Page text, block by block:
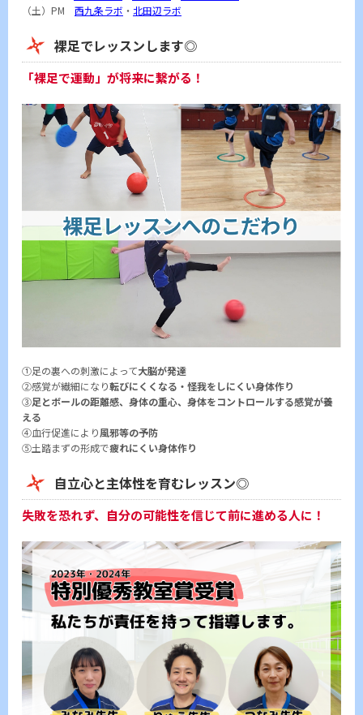
（土）PM 西九条ラボ ・ 北田辺ラボ
裸足でレッスンします◎
「裸足で運動」が将来に繋がる！
①足の裏への刺激によって大脳が発達
②感覚が繊細になり転びにくくなる・怪我をしにくい身体作り
③足とボールの距離感、身体の重心、身体をコントロールする感覚が養
える
④血行促進により風邪等の予防
⑤土踏まずの形成で疲れにくい身体作り
自立心と主体性を育むレッスン◎
失敗を恐れず、自分の可能性を信じて前に進める人に！